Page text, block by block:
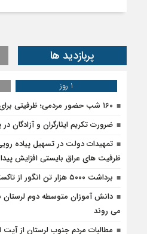
پربازدید ها
1 روز
۱۶۰ شب حضور مردمی؛ ظرفیتی برای ثبت و ماندگاری
ضرورت تکریم ایثارگران و آزادگان در
تمهیدات دولت در تسهیل پیاده
ظرفیت های عراق بایستی افزایش
برداشت ۵۰۰۰ هزار تن انگور از تاکستان‌های پلدختر و معمولان
دانش آموزان متوسطه دوم
می روند
مطالبات مردم جنوب لرستان از آیت